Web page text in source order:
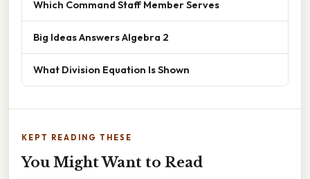
Which Command Staff Member Serves
Big Ideas Answers Algebra 2
What Division Equation Is Shown
KEPT READING THESE
You Might Want to Read